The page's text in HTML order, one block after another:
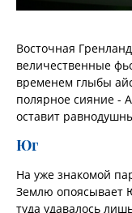
Восточная
величественные
временем глыбы
полярное сияние -
оставит
Юг
На уже знакомой
Землю опоясывает
туда удавалось